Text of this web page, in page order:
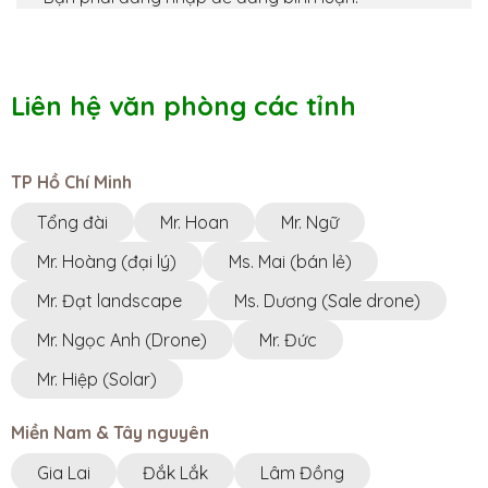
NHÀ BÈ AGRI || VP GIA LAI
0969070077
NHÀ BÈ AGRI || VP ĐĂK LẮK
Tây Nguyên ·Ngã 3 KoretVina, Thôn 13, Xã
PơngDrang, Tỉnh ĐắkLắk
8h00 - 17h00
0348877939
Tây Nguyên ·21 nguyễn thị định, đức trọng, lâm đồng
0355430003
NHÀ BÈ AGRI || VP HÀ NỘI
Liên hệ văn phòng các tỉnh
TP Hồ Chí Minh
Tổng đài
Mr. Hoan
Mr. Ngữ
Mr. Hoàng (đại lý)
Ms. Mai (bán lẻ)
Mr. Đạt landscape
Ms. Dương (Sale drone)
Mr. Ngọc Anh (Drone)
Mr. Đức
Mr. Hiệp (Solar)
Miền Nam & Tây nguyên
Gia Lai
Đắk Lắk
Lâm Đồng